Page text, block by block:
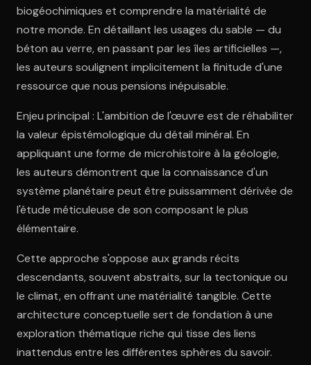
biogéochimiques et comprendre la matérialité de
notre monde. En détaillant les usages du sable — du
béton au verre, en passant par les îles artificielles —,
les auteurs soulignent implicitement la finitude d'une
ressource que nous pensions inépuisable.
Enjeu principal : L'ambition de l'œuvre est de réhabiliter
la valeur épistémologique du détail minéral. En
appliquant une forme de microhistoire à la géologie,
les auteurs démontrent que la connaissance d'un
système planétaire peut être puissamment dérivée de
l'étude méticuleuse de son composant le plus
élémentaire.
Cette approche s'oppose aux grands récits
descendants, souvent abstraits, sur la tectonique ou
le climat, en offrant une matérialité tangible. Cette
architecture conceptuelle sert de fondation à une
exploration thématique riche qui tisse des liens
inattendus entre les différentes sphères du savoir.